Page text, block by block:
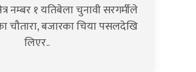
नम्बर १ यतिबेला चुनावी सरगर्मीले
चौतारा, बजारका चिया पसलदेखि
लिएर..